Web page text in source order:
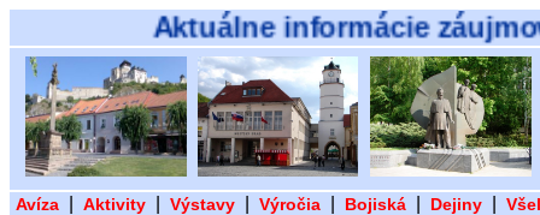
Aktuálne informácie
Avíza Aktivity Výstavy Výročia Bojiská Dejiny